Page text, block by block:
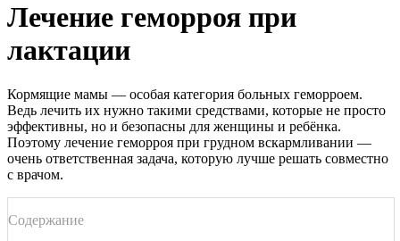
Лечение геморроя при
лактации
Кормящие мамы — особая категория больных геморроем.
Ведь лечить их нужно такими средствами, которые не просто
эффективны, но и безопасны для женщины и ребёнка.
Поэтому лечение геморроя при грудном вскармливании —
очень ответственная задача, которую лучше решать совместно
с врачом.
Содержание